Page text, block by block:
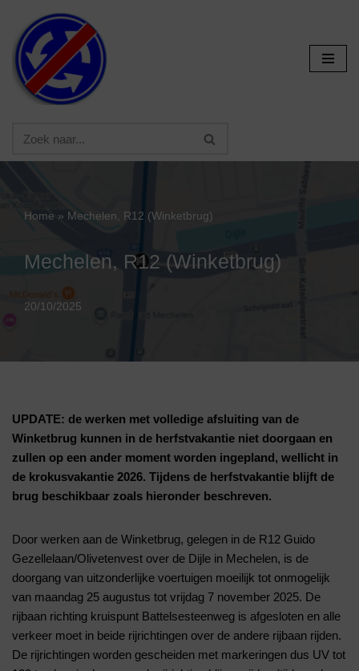
Ga
naar
de
inhoud
Home » Mechelen, R12 (Winketbrug)
Mechelen, R12 (Winketbrug)
20/10/2025
UPDATE: de werken met volledige afsluiting van de
Winketbrug kunnen in de herfstvakantie niet doorgaan en
zullen op een ander moment worden ingepland, wellicht in
de krokusvakantie 2026. Tijdens de herfstvakantie blijft de
brug beschikbaar zoals hieronder beschreven.
Door werken aan de Winketbrug, gelegen in de R12 Guido
Gezellelaan/Olivetenvest over de Dijle in Mechelen, is de
doorgang van uitzonderlijke voertuigen moeilijk tot onmogelijk
van maandag 25 augustus tot vrijdag 7 november 2025. De
rijbaan richting kruispunt Battelsesteenweg is afgesloten en alle
verkeer moet in beide rijrichtingen over de andere rijbaan rijden.
De rijrichtingen worden gescheiden met markeringen dus UV tot